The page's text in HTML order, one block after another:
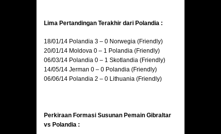
Lima Pertandingan Terakhir dari Polandia :
18/01/14 Polandia 3 – 0 Norwegia (Friendly)
20/01/14 Moldova 0 – 1 Polandia (Friendly)
06/03/14 Polandia 0 – 1 Skotlandia (Friendly)
14/05/14 Jerman 0 – 0 Polandia (Friendly)
06/06/14 Polandia 2 – 0 Lithuania (Friendly)
Perkiraan Formasi Susunan Pemain Gibraltar
vs Polandia :